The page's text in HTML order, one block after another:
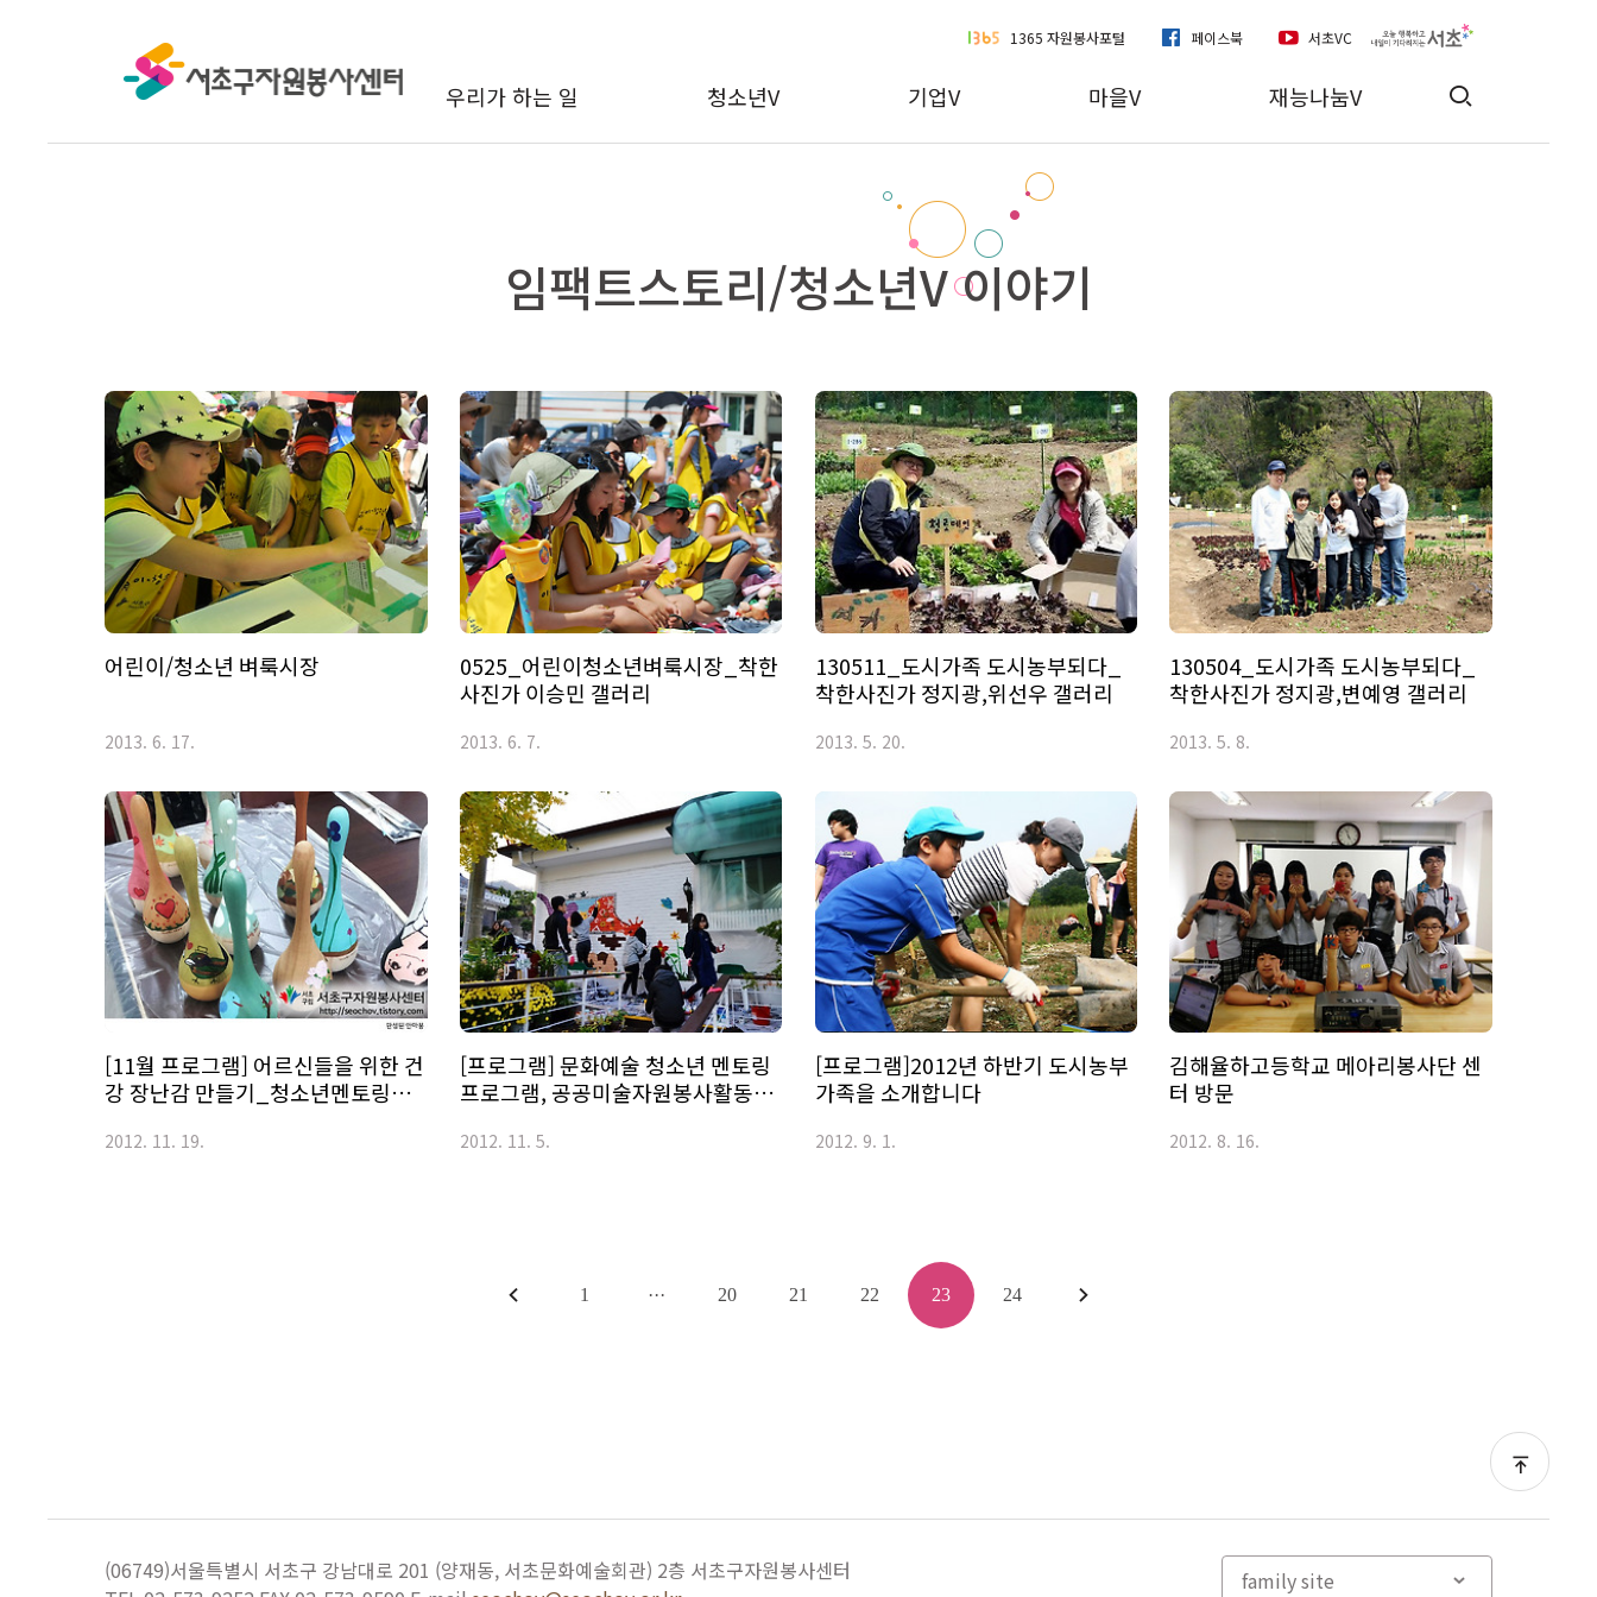
1365 자원봉사포털 페이스북 서초VC
우리가 하는 일 청소년V 기업V 마을V 재능나눔V
임팩트스토리/청소년V 이야기
어린이/청소년 벼룩시장
2013. 6. 17.
0525_어린이청소년벼룩시장_착한
사진가 이승민 갤러리
2013. 6. 7.
130511_도시가족 도시농부되다_
착한사진가 정지광,위선우 갤러리
2013. 5. 20.
130504_도시가족 도시농부되다_
착한사진가 정지광,변예영 갤러리
2013. 5. 8.
[11월 프로그램] 어르신들을 위한 건
강 장난감 만들기_청소년멘토링프
2012. 11. 19.
[프로그램] 문화예술 청소년 멘토링
프로그램, 공공미술자원봉사활동을
2012. 11. 5.
[프로그램]2012년 하반기 도시농부
가족을 소개합니다
2012. 9. 1.
김해율하고등학교 메아리봉사단 센
터 방문
2012. 8. 16.
1 ··· 20 21 22 23 24
(06749)서울특별시 서초구 강남대로 201 (양재동, 서초문화예술회관) 2층 서초구자원봉사센터